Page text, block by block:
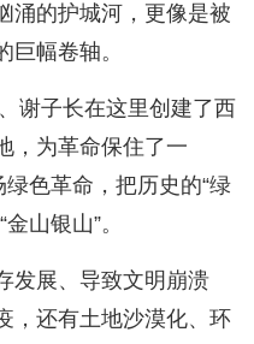
涌的护城河，更像是被
幅卷轴。
谢子长在这里创建了西
，为革命保住了一
绿色革命，把历史的“绿
山银山”。
发展、导致文明崩溃
，还有土地沙漠化、环